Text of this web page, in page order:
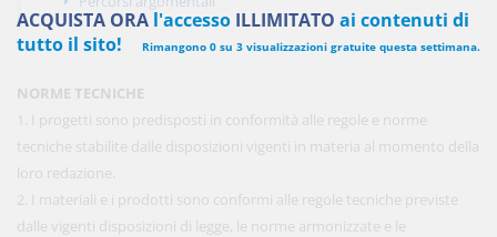
NORME TECNICHE
1. I progetti sono predisposti in conformità alle regole e norme
tecniche stabilite dalle disposizioni vigenti in materia al momento della
loro redazione.
2. I materiali e i prodotti sono conformi alle regole tecniche previste
dalle vigenti disposizioni di legge, le norme armonizzate e le
ACQUISTA ORA l'accesso ILLIMITATO ai contenuti di
tutto il sito!
Rimangono 0 su 3 visualizzazioni gratuite questa settimana.
450,00 € ANNUALI
Acquista ora